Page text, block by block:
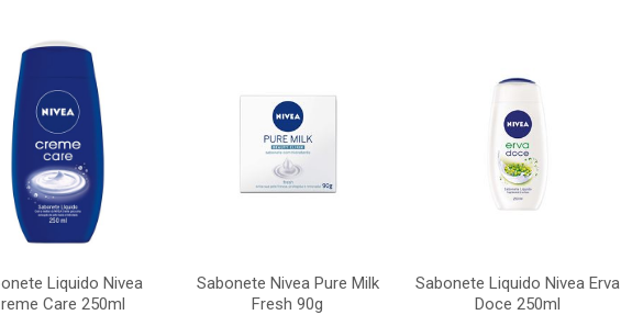
Liquido Nivea
Care 250ml
Sabonete Nivea Pure Milk
Fresh 90g
Sabonete Liquido Nivea Erva
Doce 250ml